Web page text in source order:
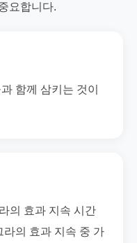
요합니다.
함께 삼키는 것이
의 효과 지속 시간
라의 효과 지속 중 가